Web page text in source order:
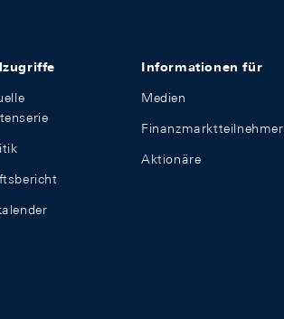
Informationen für
Medien
Finanzmarktteilnehmer
Aktionäre